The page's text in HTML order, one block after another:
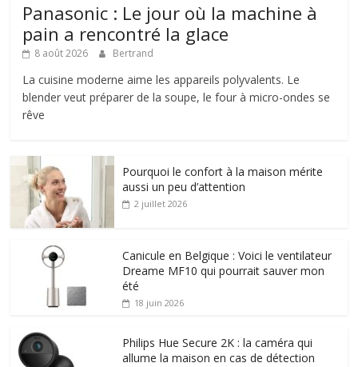
Panasonic : Le jour où la machine à
pain a rencontré la glace
8 août 2026 Bertrand
La cuisine moderne aime les appareils polyvalents. Le
blender veut préparer de la soupe, le four à micro-ondes se
rêve
Pourquoi le confort à la maison mérite
aussi un peu d’attention
2 juillet 2026
Canicule en Belgique : Voici le ventilateur
Dreame MF10 qui pourrait sauver mon
été
18 juin 2026
Philips Hue Secure 2K : la caméra qui
allume la maison en cas de détection